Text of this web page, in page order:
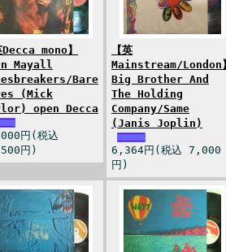
Decca mono】
Mayall
Bare
(Mick
open Decca
円(税込
円)
【英
Mainstream/London
Big Brother And
The Holding
Company/Same
(Janis Joplin)
6,364円(税込 7,000
円)